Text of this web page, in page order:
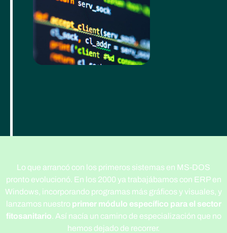
Lo que arrancó con los primeros sistemas en MS-DOS
pronto evolucionó. En los 2000 ya trabajábamos con ERP en
Windows, incorporando programas más gráficos y visuales, y
lanzamos nuestro primer módulo específico para el sector
fitosanitario. Así nacía un camino de especialización que no
hemos dejado de recorrer.